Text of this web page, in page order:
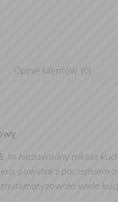
Opinie klientów (0)
, to niezawodny mikser
powstał z początkiem
wiele